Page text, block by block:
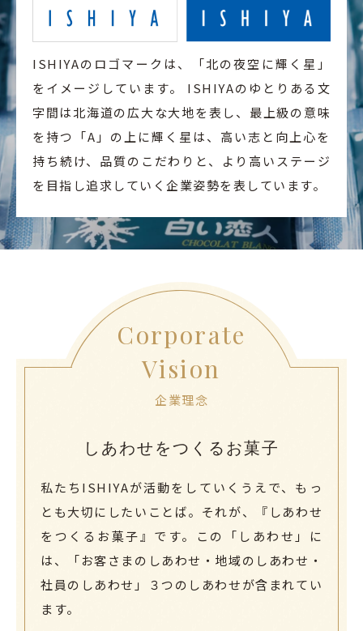
ISHIYAのロゴマークは、「北の夜空に輝く星」
をイメージしています。 ISHIYAのゆとりある文
字間は北海道の広大な大地を表し、最上級の意味
を持つ「A」の上に輝く星は、高い志と向上心を
持ち続け、品質のこだわりと、より高いステージ
を目指し追求していく企業姿勢を表しています。
Corporate
Vision
企業理念
しあわせをつくるお菓子
私たちISHIYAが活動をしていくうえで、もっ
とも大切にしたいことば。 それが、『しあわせ
をつくるお菓子』です。
この「しあわせ」に
は、「お客さまのしあわせ・地域のしあわせ・
社員のしあわせ」
３つのしあわせが含まれてい
ます。